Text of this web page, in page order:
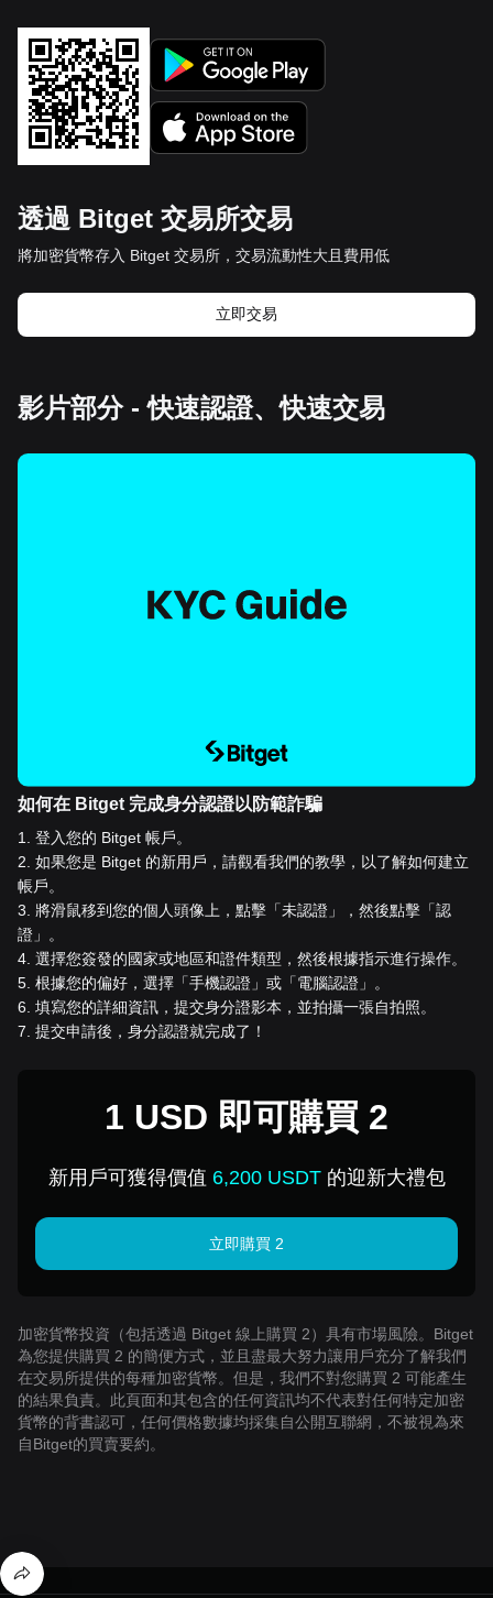
透過 Bitget 交易所交易
將加密貨幣存入 Bitget 交易所，交易流動性大且費用低
立即交易
影片部分 - 快速認證、快速交易
如何在 Bitget 完成身分認證以防範詐騙
1
登入您的 Bitget 帳戶。
2 如果您是 Bitget 的新用戶，請觀看我們的教學，以了解如何建立
帳戶。
3 將滑鼠移到您的個人頭像上，點擊「未認證」，然後點擊「認
證」。
4 選擇您簽發的國家或地區和證件類型，然後根據指示進行操作。
5 根據您的偏好，選擇「手機認證」或「電腦認證」。
6 填寫您的詳細資訊，提交身分證影本，並拍攝一張自拍照。
7 提交申請後，身分認證就完成了！
1 USD 即可購買 2
新用戶可獲得價值 6,200 USDT的迎新大禮包
立即購買 2
加密貨幣投資（包括透過 Bitget 線上購買 2）具有市場風險。Bitget
為您提供購買 2 的簡便方式，並且盡最大努力讓用戶充分了解我們
在交易所提供的每種加密貨幣。但是，我們不對您購買 2 可能產生
的結果負責。此頁面和其包含的任何資訊均不代表對任何特定加密
貨幣的背書認可，任何價格數據均採集自公開互聯網，不被視為來
自Bitget的買賣要約。